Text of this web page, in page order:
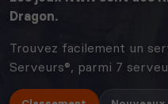
Dragon.
Trouvez facilement un
Serveurs®, parmi 7